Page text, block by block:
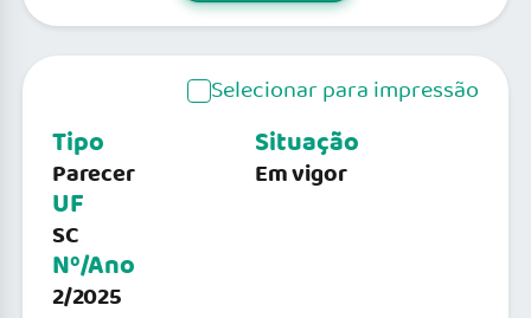
Selecionar para impressão
Tipo
Parecer
UF
SC
Nº/Ano
2/2025
Situação
Em vigor